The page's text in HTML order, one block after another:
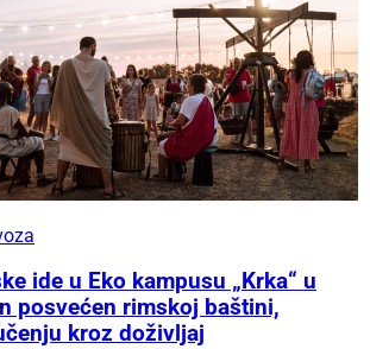
ide u Eko kampusu „Krka“ u
posvećen rimskoj baštini,
kroz doživljaj